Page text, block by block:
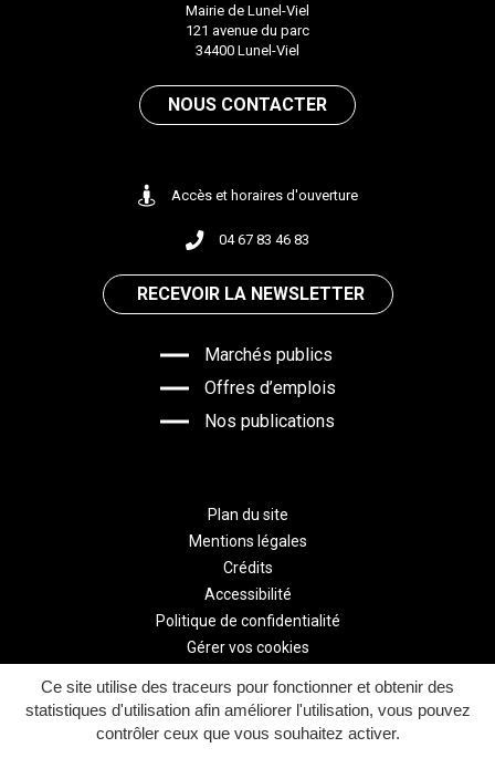
Ce site utilise des traceurs pour fonctionner et obtenir des
statistiques d'utilisation afin améliorer l'utilisation, vous pouvez
contrôler ceux que vous souhaitez activer.
Mairie de Lunel-Viel
121 avenue du parc
34400 Lunel-Viel
NOUS CONTACTER
Accès et horaires d'ouverture
04 67 83 46 83
RECEVOIR LA NEWSLETTER
Marchés publics
Offres d’emplois
Nos publications
Plan du site
Mentions légales
Crédits
Accessibilité
Politique de confidentialité
Gérer vos cookies